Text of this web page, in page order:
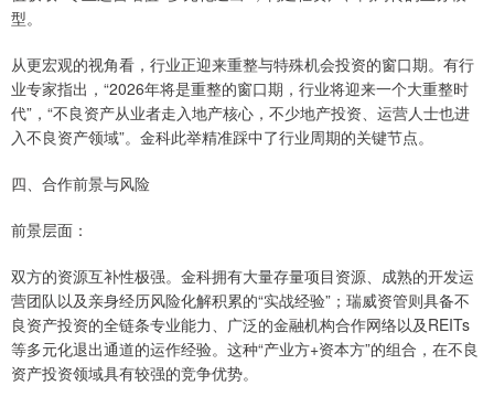
型。
从更宏观的视角看，行业正迎来重整与特殊机会投资的窗口期。有行
业专家指出，“2026年将是重整的窗口期，行业将迎来一个大重整时
代”，“不良资产从业者走入地产核心，不少地产投资、运营人士也进
入不良资产领域”。金科此举精准踩中了行业周期的关键节点。
四、合作前景与风险
前景层面：
双方的资源互补性极强。金科拥有大量存量项目资源、成熟的开发运
营团队以及亲身经历风险化解积累的“实战经验”；瑞威资管则具备不
良资产投资的全链条专业能力、广泛的金融机构合作网络以及REITs
等多元化退出通道的运作经验。这种“产业方+资本方”的组合，在不良
资产投资领域具有较强的竞争优势。